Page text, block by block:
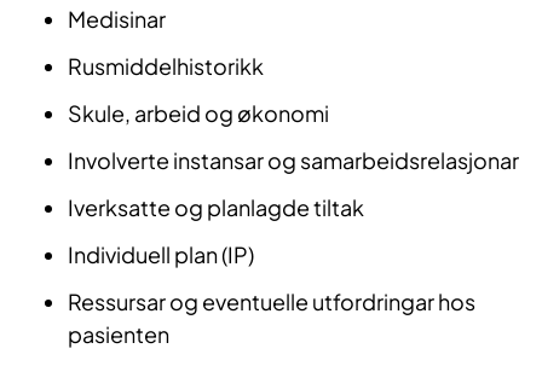
Medisinar
Rusmiddelhistorikk
Skule, arbeid og økonomi
Involverte instansar og samarbeidsrelasjonar
Iverksatte og planlagde tiltak
Individuell plan (IP)
Ressursar og eventuelle utfordringar hos
pasienten